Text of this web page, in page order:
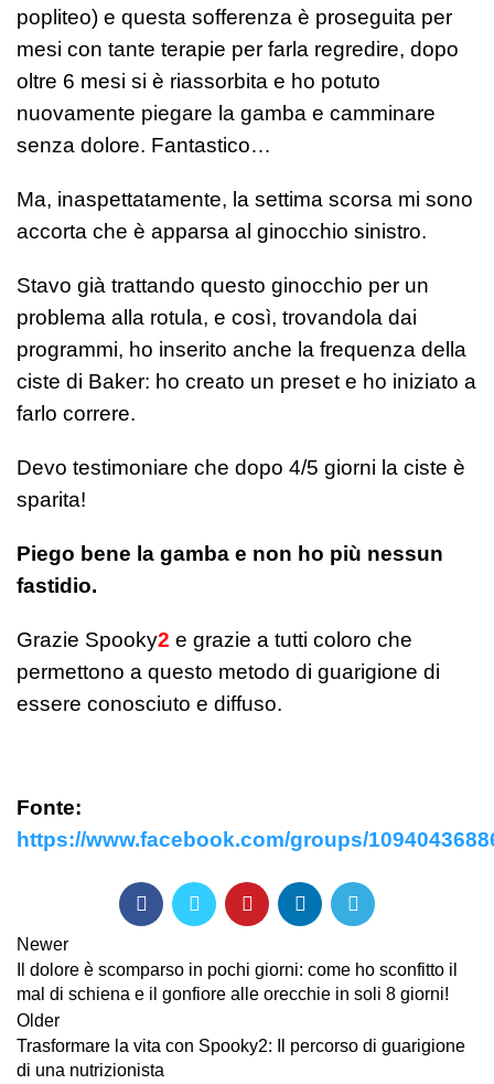
popliteo) e questa sofferenza è proseguita per
mesi con tante terapie per farla regredire, dopo
oltre 6 mesi si è riassorbita e ho potuto
nuovamente piegare la gamba e camminare
senza dolore. Fantastico…
Ma, inaspettatamente, la settima scorsa mi sono
accorta che è apparsa al ginocchio sinistro.
Stavo già trattando questo ginocchio per un
problema alla rotula, e così, trovandola dai
programmi, ho inserito anche la frequenza della
ciste di Baker: ho creato un preset e ho iniziato a
farlo correre.
Devo testimoniare che dopo 4/5 giorni la ciste è
sparita!
Piego bene la gamba e non ho più nessun
fastidio.
Grazie Spooky2 e grazie a tutti coloro che
permettono a questo metodo di guarigione di
essere conosciuto e diffuso.
Fonte:
https://www.facebook.com/groups/
Newer
Il dolore è scomparso in pochi giorni: come ho sconfitto il
mal di schiena e il gonfiore alle orecchie in soli 8 giorni!
Older
Trasformare la vita con Spooky2: Il percorso di guarigione
di una nutrizionista